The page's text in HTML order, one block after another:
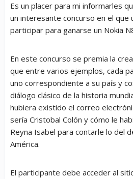
Es un placer para mi informarles
un interesante concurso en el que
participar para ganarse un Nokia
En este concurso se premia la
que entre varios ejemplos, cada
uno correspondiente a su país y
diálogo clásico de la historia
hubiera existido el correo
sería Cristobal Colón y cómo le
Reyna Isabel para contarle lo del
América.
El participante debe acceder al